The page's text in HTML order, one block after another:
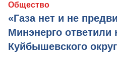
Общество
«Газа нет и не
Минэнерго
Куйбышевского